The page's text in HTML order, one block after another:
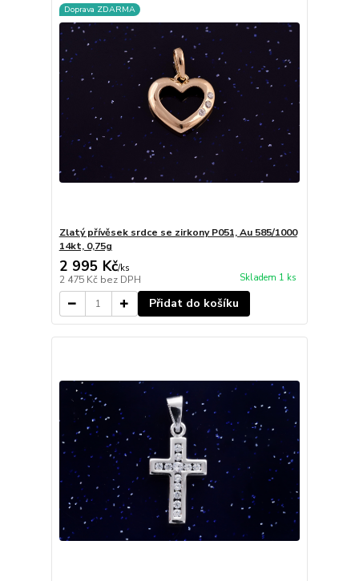
Doprava ZDARMA
Zlatý přívěsek srdce se zirkony P051, Au 585/1000
14kt, 0,75g
2 995 Kč/ks
2 475 Kč bez DPH Skladem 1 ks
Přidat do košíku